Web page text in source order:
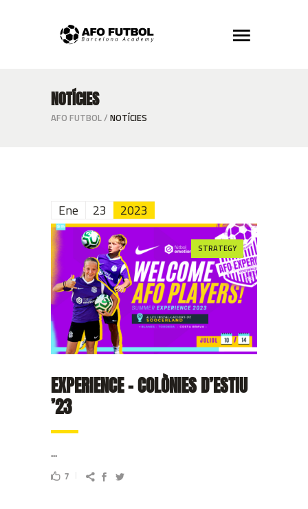
NOTÍCIES
AFO FUTBOL/ NOTÍCIES
Ene 23 2023
STRATEGY
EXPERIENCE – COLÒNIES D’ESTIU
’23
...
7